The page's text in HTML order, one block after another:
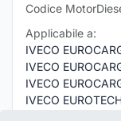
Codice
Applicabile a:
IVECO
IVECO
IVECO
IVECO